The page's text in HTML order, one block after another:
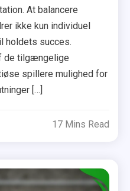
At balancere
ikke kun individuel
holdets succes.
de tilgængelige
spillere mulighed for
[…]
17 Mins Read